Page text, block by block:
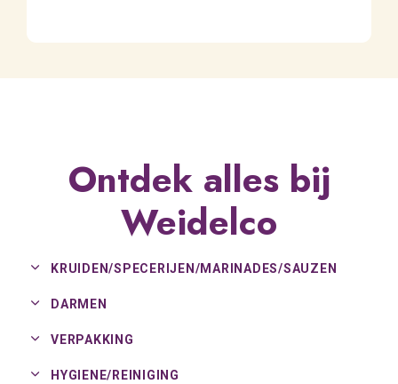
Ontdek alles bij
Weidelco
KRUIDEN/SPECERIJEN/MARINADES/SAUZEN
DARMEN
VERPAKKING
HYGIENE/ REINIGING